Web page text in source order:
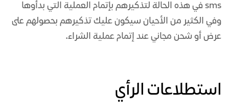
sms في هذه الحالة لتذكيرهم بإتمام العملية التي بدأوها
وفي الكثير من الأحيان سيكون عليك تذكيرهم بحصولهم على
عرض أو شحن مجاني عند إتمام عملية الشراء.
استطلاعات الرأي